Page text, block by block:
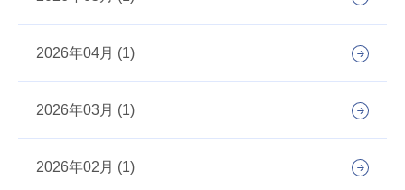
2026年04月 (1)
2026年03月 (1)
2026年02月 (1)